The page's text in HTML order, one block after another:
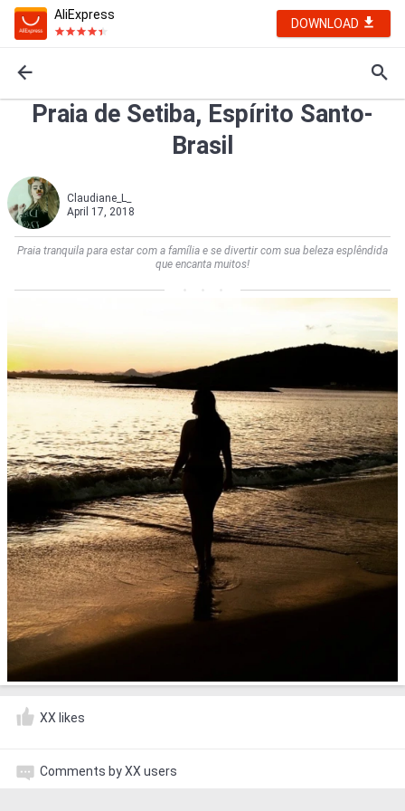
AliExpress
DOWNLOAD
Praia de Setiba, Espírito Santo-
Brasil
Claudiane_L_
April 17, 2018
Praia tranquila para estar com a família e se divertir com sua beleza esplêndida
que encanta muitos!
XX likes
Comments by XX users